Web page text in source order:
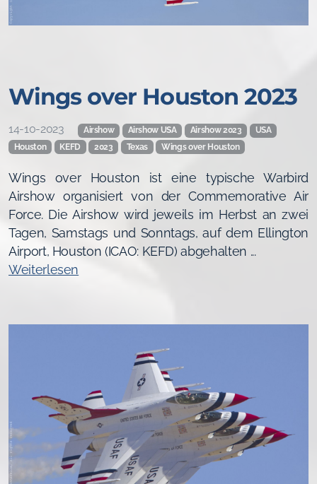
Wings over Houston 2023
14-10-2023 Airshow Airshow USA Airshow 2023
USA
Houston
KEFD 2023 Texas Wings over Houston
Wings over Houston ist eine typische Warbird
Airshow organisiert von der Commemorative Air
Force. Die Airshow wird jeweils im Herbst an zwei
Tagen, Samstags und Sonntags, auf dem Ellington
Airport, Houston (ICAO: KEFD) abgehalten ...
Weiterlesen